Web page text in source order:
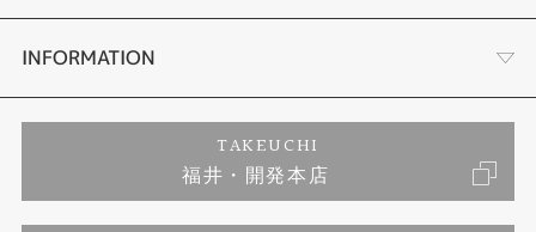
セットリング
エタニティリング
婚約ネックレス
ダイヤモンドカッターブランド
アフターメンテナンス
富山指輪工房｜手作りペアリング
店舗情報
お問い合わせ
INFORMATION
TAKEUCHI
福井・開発本店